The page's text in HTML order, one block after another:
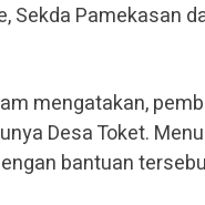
Sekda Pamekasan
mengatakan,
Desa Toket.
bantuan